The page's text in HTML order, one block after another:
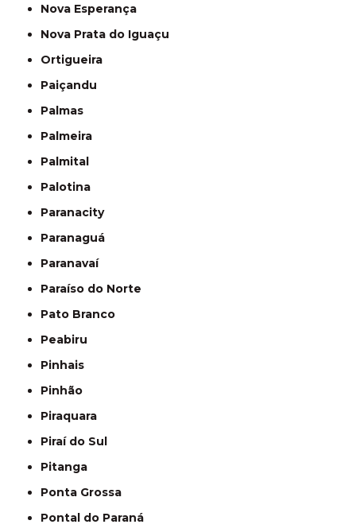
Nova Esperança
Nova Prata do Iguaçu
Ortigueira
Paiçandu
Palmas
Palmeira
Palmital
Palotina
Paranacity
Paranaguá
Paranavaí
Paraíso do Norte
Pato Branco
Peabiru
Pinhais
Pinhão
Piraquara
Piraí do Sul
Pitanga
Ponta Grossa
Pontal do Paraná